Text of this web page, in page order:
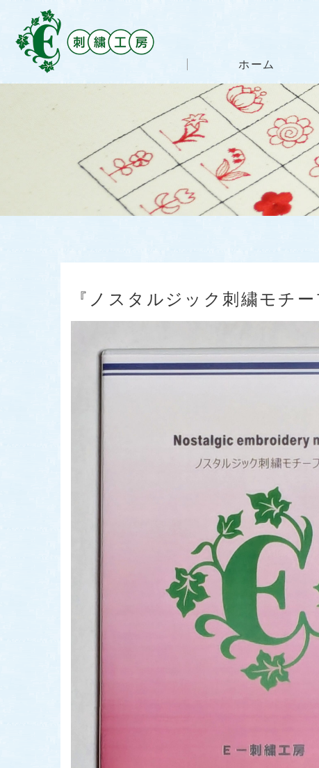
ホーム
『ノスタルジック刺繍モ